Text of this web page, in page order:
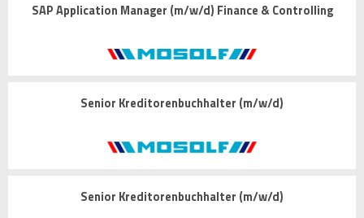
SAP Application Manager (m/w/d) Finance & Controlling
Senior Kreditorenbuchhalter (m/w/d)
Senior Kreditorenbuchhalter (m/w/d)